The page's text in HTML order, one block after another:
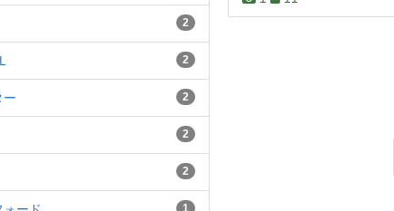
2
2
ー 2
2
2
1